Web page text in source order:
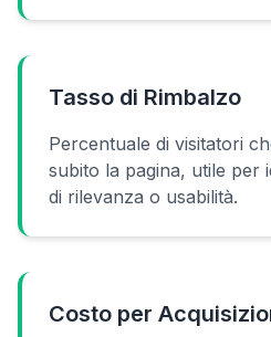
Tasso di Rimbalzo
Percentuale di visitatori
subito la pagina, utile per
di rilevanza o usabilità.
Costo per